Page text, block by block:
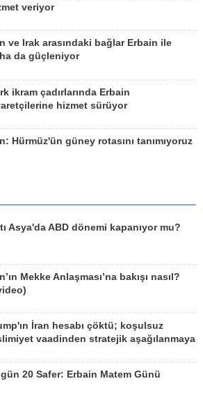
veriyor
ve Irak arasındaki bağlar Erbain ile
da güçleniyor
ikram çadırlarında Erbain
hizmet sürüyor
Hürmüz'ün güney rotasını tanımıyoruz
Asya'da ABD dönemi kapanıyor mu?
Mekke Anlaşması’na bakışı nasıl?
İran hesabı çöktü; koşulsuz
vaadinden stratejik aşağılanmaya
20 Safer: Erbain Matem Günü